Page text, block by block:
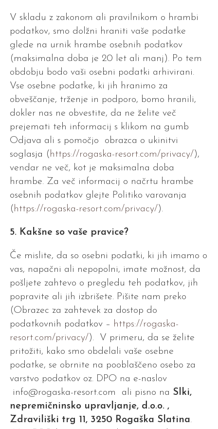
V skladu z zakonom ali pravilnikom o hrambi
podatkov, smo dolžni hraniti vaše podatke
glede na urnik hrambe osebnih podatkov
(maksimalna doba je 20 let ali manj). Po tem
obdobju bodo vaši osebni podatki arhivirani.
Vse osebne podatke, ki jih hranimo za
obveščanje, trženje in podporo, bomo hranili,
dokler nas ne obvestite, da ne želite več
prejemati teh informacij s klikom na gumb
Odjava ali s pomočjo obrazca o ukinitvi
soglasja ( https://rogaska-resort.com/privacy/ ),
vendar ne več, kot je maksimalna doba
hrambe. Za več informacij o načrtu hrambe
osebnih podatkov glejte Politiko varovanja
( https://rogaska-resort.com/privacy/ ).
5. Kakšne so vaše pravice?
Če mislite, da so osebni podatki, ki jih imamo o
vas, napačni ali nepopolni, imate možnost, da
pošljete zahtevo o pregledu teh podatkov, jih
popravite ali jih izbrišete. Pišite nam preko
(Obrazec za zahtevek za dostop do
podatkovnih podatkov – https://rogaska-
resort.com/privacy/ ). V primeru, da se želite
pritožiti, kako smo obdelali vaše osebne
podatke, se obrnite na pooblaščeno osebo za
varstvo podatkov oz. DPO na e-naslov
info@rogaska-resort.com ali pisno na Slki,
nepremičninsko upravljanje, d.o.o. ,
Zdraviliški trg 11, 3250 Rogaška Slatina.